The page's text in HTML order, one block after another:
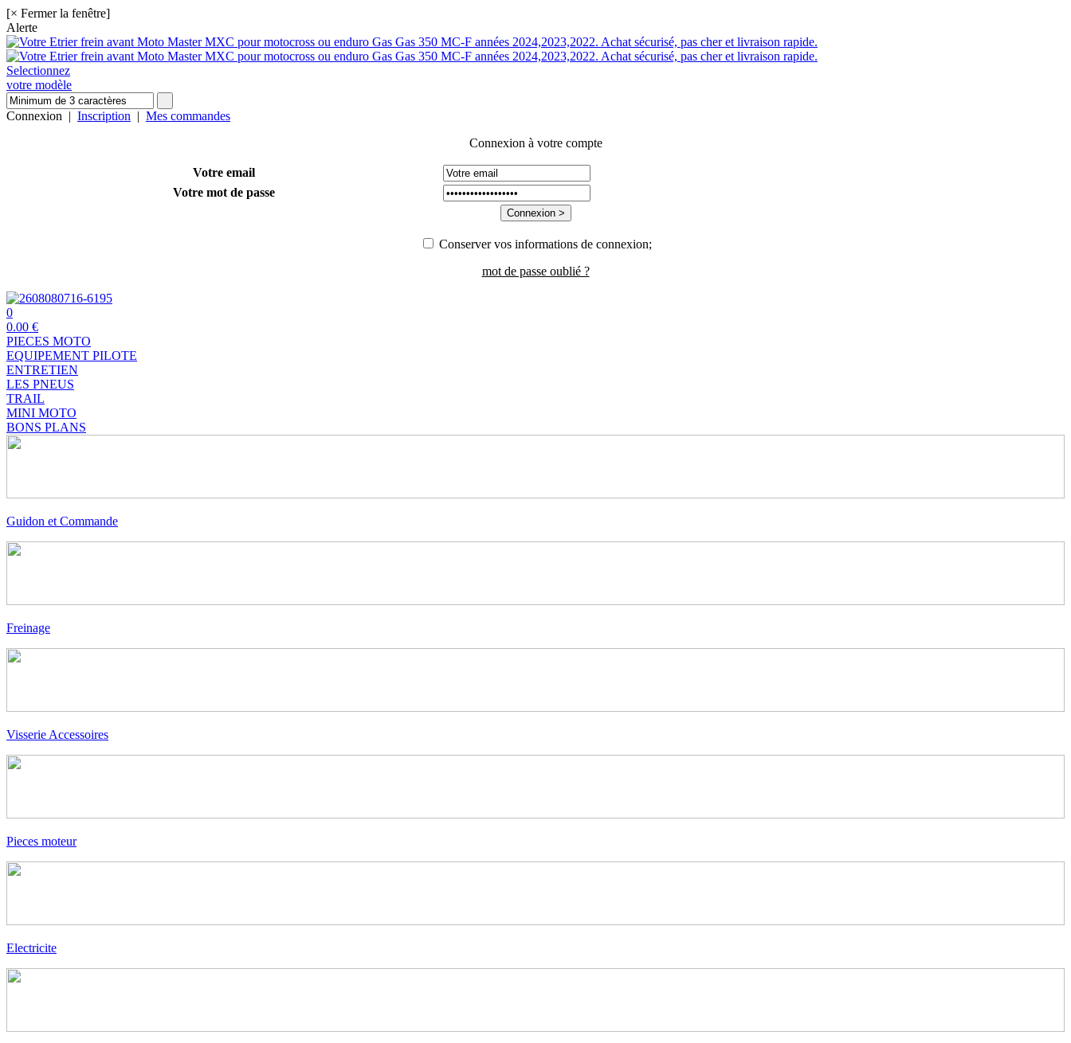
[× Fermer la fenêtre]
Alerte
Selectionnez
votre modèle
Connexion | Inscription | Mes commandes
Connexion à votre compte
Votre email
Votre mot de passe
Conserver vos informations de connexion;
mot de passe oublié ?
0
0.00 €
PIECES MOTO
EQUIPEMENT PILOTE
ENTRETIEN
LES PNEUS
TRAIL
MINI MOTO
BONS PLANS
Guidon et Commande
Freinage
Visserie Accessoires
Pieces moteur
Electricite